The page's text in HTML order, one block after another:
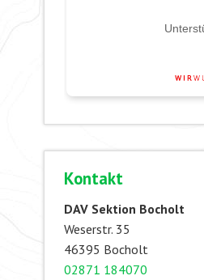
Kontakt
DAV Sektion Bocholt
Weserstr. 35
46395 Bocholt
02871 184070